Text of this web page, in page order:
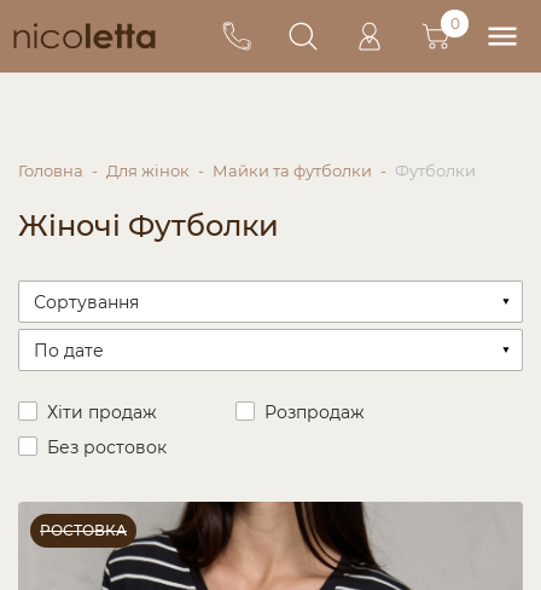
0
Головна Для жінок Майки та футболки Футболки
Жіночі Футболки
Хіти продаж
Розпродаж
Без ростовок
РОСТОВКА